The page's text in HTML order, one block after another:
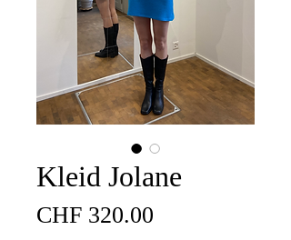
Kleid Jolane
CHF 320.00